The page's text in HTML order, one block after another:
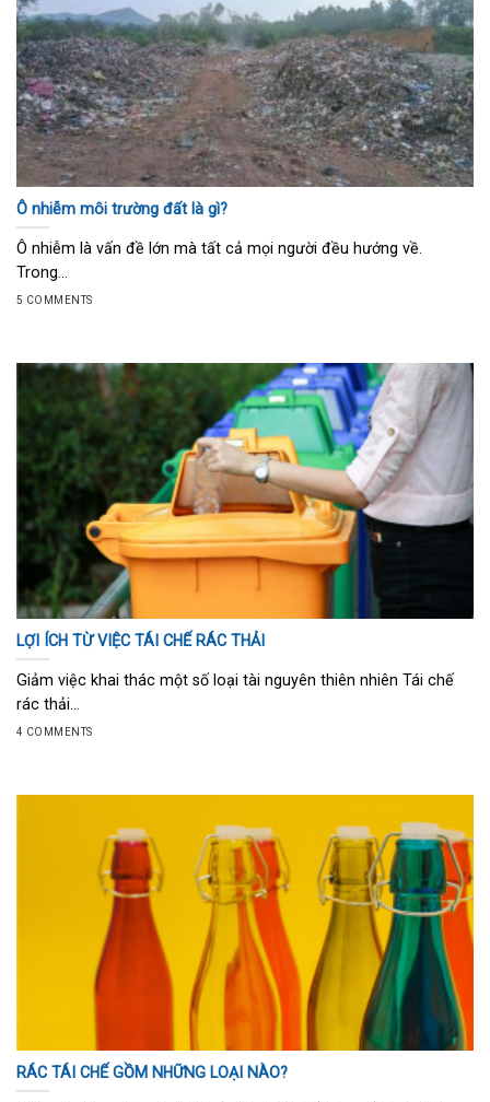
Ô nhiễm môi trường đất là gì?
Ô nhiễm là vấn đề lớn mà tất cả mọi người đều hướng về.
Trong...
5 COMMENTS
LỢI ÍCH TỪ VIỆC TÁI CHẾ RÁC THẢI
Giảm việc khai thác một số loại tài nguyên thiên nhiên Tái chế
rác thải...
4 COMMENTS
RÁC TÁI CHẾ GỒM NHỮNG LOẠI NÀO?